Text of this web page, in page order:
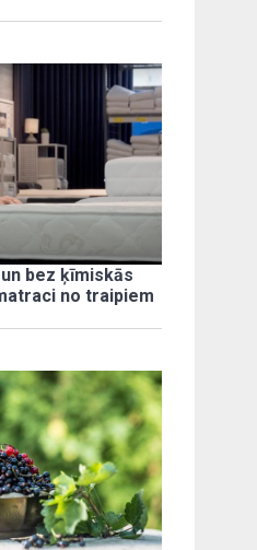
bez ķīmiskās
no traipiem